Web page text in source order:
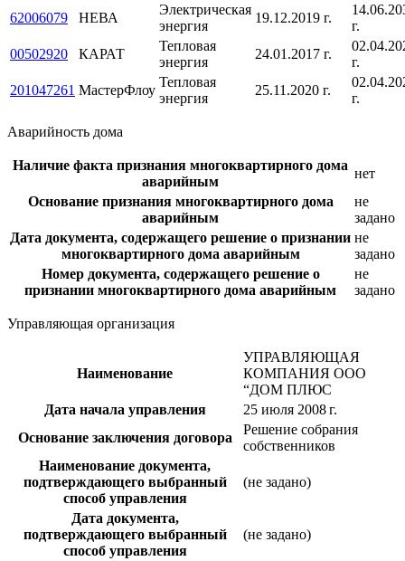
62006079
НЕВА
Электрическая
энергия
19.12.2019 г.
г.
00502920
КАРАТ
Тепловая
энергия
24.01.2017 г.
г.
201047261 МастерФлоу
Тепловая
энергия
25.11.2020 г.
г.
Аварийность дома
Наличие факта признания многоквартирного дома
аварийным
нет
Основание признания многоквартирного дома
аварийным
не
задано
Дата документа, содержащего решение о признании
многоквартирного дома аварийным
не
задано
Номер документа, содержащего решение о
признании многоквартирного дома аварийным
не
задано
Управляющая организация
Наименование
УПРАВЛЯЮЩАЯ
КОМПАНИЯ ООО
“ДОМ ПЛЮС
Дата начала управления
25 июля 2008 г.
Основание заключения договора
Решение собрания
собственников
Наименование документа,
подтверждающего выбранный
способ управления
(не задано)
Дата документа,
подтверждающего выбранный
способ управления
(не задано)